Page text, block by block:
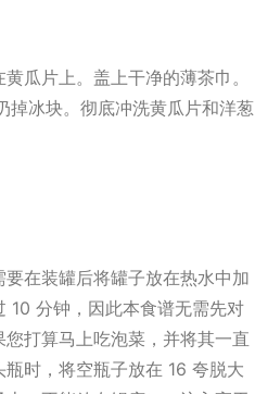
瓜片上。盖上干净的薄茶巾。
掉冰块。彻底冲洗黄瓜片和洋葱
在装罐后将罐子放在热水中加
10 分钟，因此本食谱无需先对
您打算马上吃泡菜，并将其一直
时，将空瓶子放在 16 夸脱大